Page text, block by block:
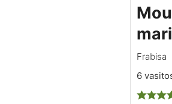
Frabisa
6